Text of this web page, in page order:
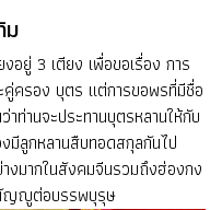
ม
อยู่ 3 เตียง เพื่อขอเรื่อง การ
คู่ครอง บุตร แต่การขอพรที่มีชื่อ
ท่านจะประทานบุตรหลานให้กับ
มีลูกหลานสืบทอดสกุลกันไป
งมากในสังคมจีนรวมถึงฮ่องกง
ตัญญูต่อบรรพบุรุษ